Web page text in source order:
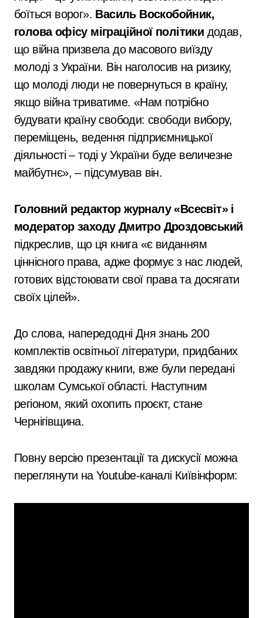
боїться ворог». Василь Воскобойник,
голова офісу міграційної політики додав,
що війна призвела до масового виїзду
молоді з України. Він наголосив на ризику,
що молоді люди не повернуться в країну,
якщо війна триватиме. «Нам потрібно
будувати країну свободи: свободи вибору,
переміщень, ведення підприємницької
діяльності – тоді у України буде величезне
майбутнє», – підсумував він.
Головний редактор журналу «Всесвіт» і
модератор заходу Дмитро Дроздовський
підкреслив, що ця книга «є виданням
ціннісного права, адже формує з нас людей,
готових відстоювати свої права та досягати
своїх цілей».
До слова, напередодні Дня знань 200
комплектів освітньої літератури, придбаних
завдяки продажу книги, вже були передані
школам Сумської області. Наступним
регіоном, який охопить проєкт, стане
Чернігівщина.
Повну версію презентації та дискусії можна
переглянути на Youtube-каналі Київінформ: